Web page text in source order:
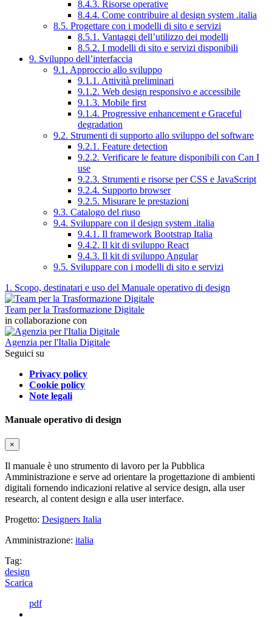
8.4.3. Risorse operative
8.4.4. Come contribuire al design system .italia
8.5. Progettare con i modelli di sito e servizi
8.5.1. Vantaggi dell’utilizzo dei modelli
8.5.2. I modelli di sito e servizi disponibili
9. Sviluppo dell’interfaccia
9.1. Approccio allo sviluppo
9.1.1. Attività preliminari
9.1.2. Web design responsivo e accessibile
9.1.3. Mobile first
9.1.4. Progressive enhancement e Graceful
degradation
9.2. Strumenti di supporto allo sviluppo del software
9.2.1. Feature detection
9.2.2. Verificare le feature disponibili con Can I
use
9.2.3. Strumenti e risorse per CSS e JavaScript
9.2.4. Supporto browser
9.2.5. Misurare le prestazioni
9.3. Catalogo del riuso
9.4. Sviluppare con il design system .italia
9.4.1. Il framework Bootstrap Italia
9.4.2. Il kit di sviluppo React
9.4.3. Il kit di sviluppo Angular
9.5. Sviluppare con i modelli di sito e servizi
1. Scopo, destinatari e uso del Manuale operativo di design
Team per la Trasformazione Digitale
in collaborazione con
Agenzia per l'Italia Digitale
Seguici su
Privacy policy
Cookie policy
Note legali
Manuale operativo di design
×
Il manuale è uno strumento di lavoro per la Pubblica
Amministrazione e serve ad orientare la progettazione di ambienti
digitali fornendo indicazioni relative al service design, alla user
research, al content design e alla user interface.
Progetto: Designers Italia
Amministrazione: italia
Tag:
design
Scarica
pdf